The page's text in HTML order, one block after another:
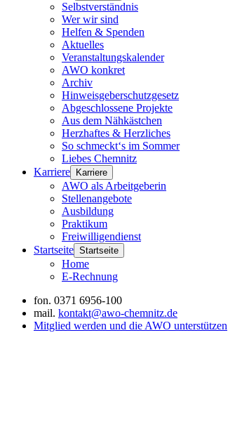
Selbstverständnis
Wer wir sind
Helfen & Spenden
Aktuelles
Veranstaltungskalender
AWO konkret
Archiv
Hinweisgeberschutzgesetz
Abgeschlossene Projekte
Aus dem Nähkästchen
Herzhaftes & Herzliches
So schmeckt‘s im Sommer
Liebes Chemnitz
Karriere
Karriere
AWO als Arbeitgeberin
Stellenangebote
Ausbildung
Praktikum
Freiwilligendienst
Startseite Startseite
Home
E-Rechnung
fon. 0371 6956-100
mail. kontakt@awo-chemnitz.de
Mitglied werden und die AWO unterstützen